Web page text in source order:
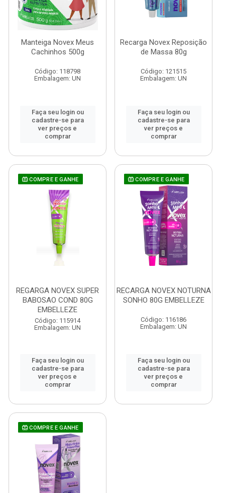
Manteiga Novex Meus
Cachinhos 500g
Código: 118798
Embalagem: UN
Faça seu login ou
cadastre-se para
ver preços e
comprar
Recarga Novex Reposição
de Massa 80g
Código: 121515
Embalagem: UN
Faça seu login ou
cadastre-se para
ver preços e
comprar
COMPRE E GANHE
REGARGA NOVEX SUPER
BABOSAO COND 80G
EMBELLEZE
Código: 115914
Embalagem: UN
Faça seu login ou
cadastre-se para
ver preços e
comprar
COMPRE E GANHE
RECARGA NOVEX NOTURNA
SONHO 80G EMBELLEZE
Código: 116186
Embalagem: UN
Faça seu login ou
cadastre-se para
ver preços e
comprar
COMPRE E GANHE